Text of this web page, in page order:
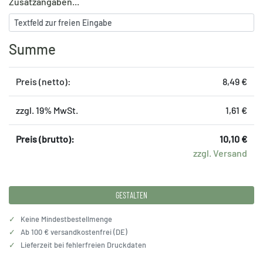
Summe
Preis (netto): 8,49 €
zzgl. 19% MwSt. 1,61 €
Preis (brutto):
10,10 €
zzgl. Versand
GESTALTEN
✓
Keine Mindestbestellmenge
✓
Ab 100 € versandkostenfrei (DE)
✓
Lieferzeit bei fehlerfreien Druckdaten